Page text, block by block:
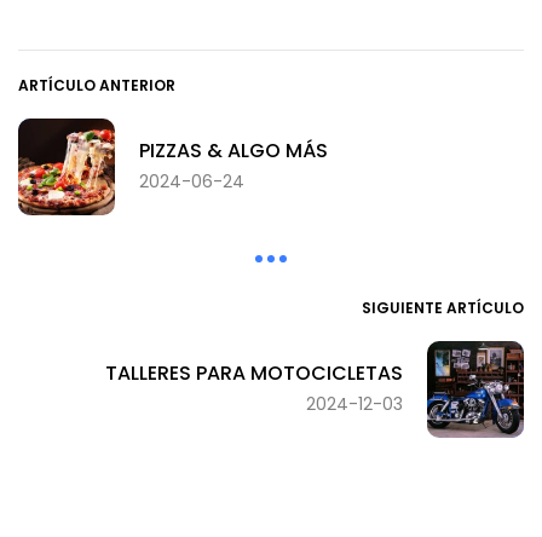
ARTÍCULO ANTERIOR
PIZZAS & ALGO MÁS
2024-06-24
SIGUIENTE ARTÍCULO
TALLERES PARA MOTOCICLETAS
2024-12-03